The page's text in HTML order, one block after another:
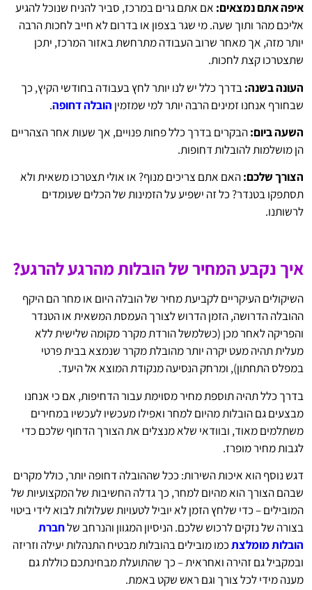
איפה אתם נמצאים: אם אתם גרים במרכז, סביר להניח שנוכל להגיע
אליכם מהר ותוך שעה. מי שגר בצפון או בדרום לא חייב לחכות הרבה
יותר מזה, אך מאחר שרוב העבודה מתרחשת באזור המרכז, יתכן
שתצטרכו קצת לחכות.
העונה בשנה:בדרך כלל יש לנו יותר לחץ בעבודה בחודשי הקיץ, כך
שבחורף אנחנו זמינים הרבה יותר למי שמזמין הובלה דחופה.
השעה ביום:הבקרים בדרך כלל פחות פנויים, אך שעות אחר הצהריים
הן מושלמות להובלות דחופות.
הצורך שלכם:האם אתם צריכים מנוף? או אולי תצטרכו משאית ולא
תסתפקו בטנדר? כל זה ישפיע על הזמינות של הכלים שעומדים
לרשותנו.
איך נקבע המחיר של הובלות מהרגע להרגע?
השיקולים העיקריים לקביעת מחיר של הובלה היום או מחר הם היקף
ההובלה הדרושה, הזמן הדרוש לצורך העמסת המשאית או הטנדר
והפריקה לאחר מכן (כשלמשל הורדת מקרר מקומה שלישית ללא
מעלית תהיה מעט יקרה יותר מהובלת מקרר שנמצא בבית פרטי
במפלס התחתון), ומרחק הנסיעה מנקודת המוצא אל היעד.
בדרך כלל תהיה תוספת מחיר מסוימת עבור הדחיפות, אם כי אנחנו
מבצעים גם הובלות מהיום למחר ואפילו מעכשיו לעכשיו במחירים
משתלמים מאוד, ובוודאי שלא מנצלים את הצורך הדחוף שלכם כדי
לגבות מחיר מופרז.
דגש נוסף הוא איכות השירות: ככל שההובלה דחופה יותר, כולל מקרים
שבהם הצורך הוא מהיום למחר, כך גדלה החשיבות של המקצועיות של
המובילים – כדי שלחץ הזמן לא יוביל לטעויות שעלולות לבוא לידי ביטוי
בצורה של נזקים לרכוש שלכם. הניסיון המגוון והנרחב שלחברת
הובלות מומלצתכמו מובילים בהובלות מבטיח התנהלות יעילה וזריזה
ובמקביל גם זהירה ואחראית – כך שהתועלת מבחינתכם כוללת גם
מענה מידי לכל צורך וגם ראש שקט באמת.